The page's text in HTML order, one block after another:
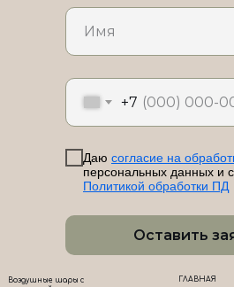
ЛоШАРик на
+7
Даю согласие на
персональных данных и
Политикой обработки ПД
Оставить
ГЛАВНАЯ
Воздушные шары с